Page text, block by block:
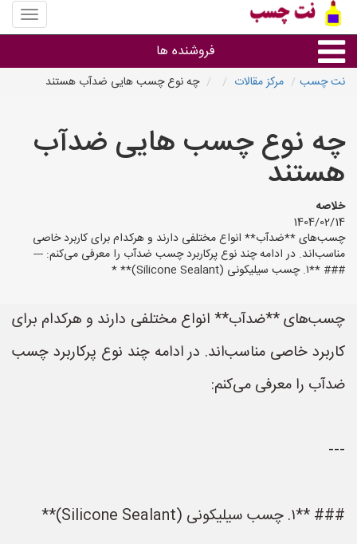
منوی
سایت
چسب
فروشنده ها
استان ها
نت چسب مرکز مقالات چه نوع چسب هایی ضدآب هستند
چه نوع چسب هایی ضدآب
هستند
خلاصه
1404/02/14
چسب‌های **ضدآب** انواع مختلفی دارند و هرکدام برای کاربرد خاصی
مناسب‌اند. در ادامه چند نوع پرکاربرد چسب ضدآب را معرفی می‌کنم: ---
### **۱. چسب سیلیکونی (Silicone Sealant)** *
چسب‌های **ضدآب** انواع مختلفی دارند و هرکدام برای
کاربرد خاصی مناسب‌اند. در ادامه چند نوع پرکاربرد چسب
ضدآب را معرفی می‌کنم:
---
### **۱. چسب سیلیکونی (Silicone Sealant)**